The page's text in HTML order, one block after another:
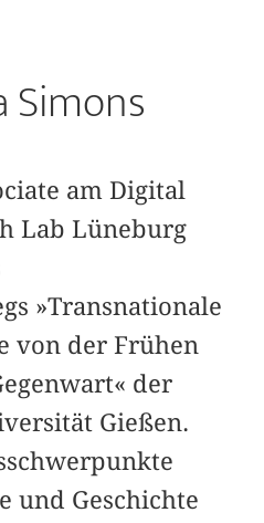
Simons
am Digital
Lab Lüneburg
»Transnationale
von der Frühen
der
Gießen.
und Geschichte